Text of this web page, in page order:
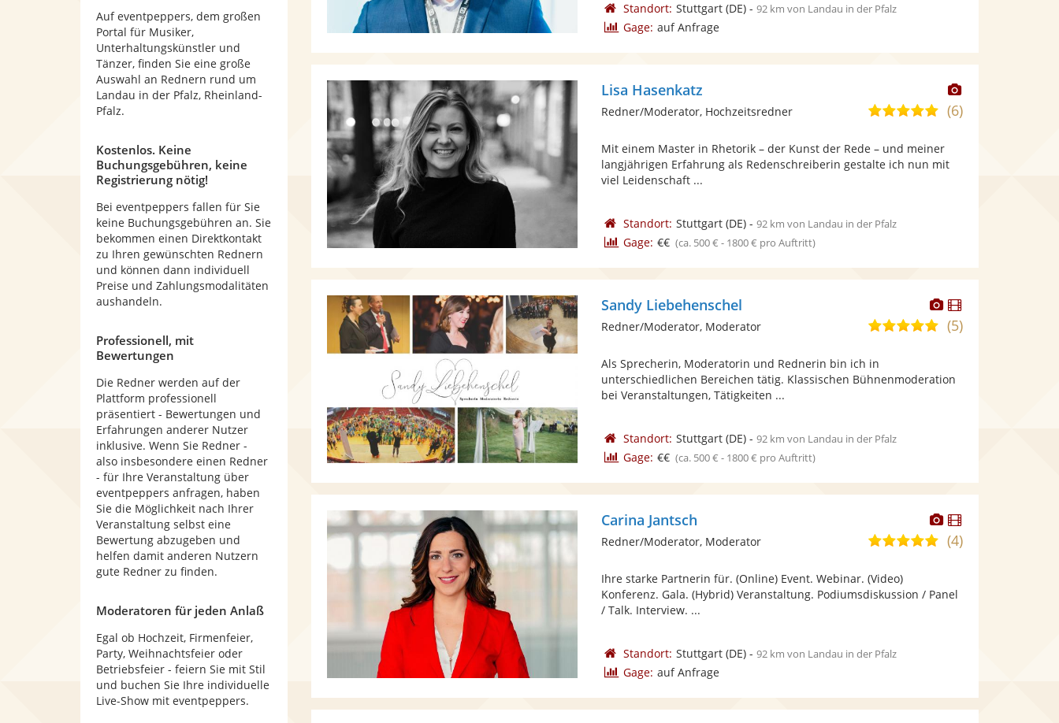
Standort: Stuttgart(DE)- 92 km von Landau in der Pfalz
Gage: auf Anfrage
Dieser
Künstler
Lisa Hasenkatz
5,0
5
Sternen
(6)
Redner/Moderator, Hochzeitsredner
Mit einem Master in Rhetorik – der Kunst der Rede – und meiner
langjährigen Erfahrung als Redenschreiberin gestalte ich nun mit
viel Leidenschaft ...
Standort: Stuttgart(DE)- 92 km von Landau in der Pfalz
Gage: €€ (ca. 500 € - 1800 € pro Auftritt)
Dieser
Künstler
stellt
Dieser
Künstler
Sandy Liebehenschel
5,0
Sternen
(5)
Redner/Moderator, Moderator
Als Sprecherin, Moderatorin und Rednerin bin ich in
unterschiedlichen Bereichen tätig. Klassischen Bühnenmoderation
bei Veranstaltungen, Tätigkeiten ...
Standort: Stuttgart(DE)- 92 km von Landau in der Pfalz
Gage: €€ (ca. 500 € - 1800 € pro Auftritt)
Dieser
Künstler
stellt
bereit.
Dieser
Künstler
Carina Jantsch
5,0
Sternen
(4)
Redner/Moderator, Moderator
Ihre starke Partnerin für. (Online) Event. Webinar. (Video)
Konferenz. Gala. (Hybrid) Veranstaltung. Podiumsdiskussion / Panel
/ Talk. Interview. ...
Standort: Stuttgart(DE)- 92 km von Landau in der Pfalz
Gage: auf Anfrage
Auf eventpeppers, dem großen
Portal für Musiker,
Unterhaltungskünstler und
Tänzer, finden Sie eine große
Auswahl an Rednern rund um
Landau in der Pfalz, Rheinland-
Pfalz.
Kostenlos. Keine
Buchungsgebühren, keine
Registrierung nötig!
Bei eventpeppers fallen für Sie
keine Buchungsgebühren an. Sie
bekommen einen Direktkontakt
zu Ihren gewünschten Rednern
und können dann individuell
Preise und Zahlungsmodalitäten
aushandeln.
Professionell, mit
Bewertungen
Die Redner werden auf der
Plattform professionell
präsentiert - Bewertungen und
Erfahrungen anderer Nutzer
inklusive. Wenn Sie Redner -
also insbesondere einen Redner
- für Ihre Veranstaltung über
eventpeppers anfragen, haben
Sie die Möglichkeit nach Ihrer
Veranstaltung selbst eine
Bewertung abzugeben und
helfen damit anderen Nutzern
gute Redner zu finden.
Moderatoren für jeden Anlaß
Egal ob Hochzeit, Firmenfeier,
Party, Weihnachtsfeier oder
Betriebsfeier - feiern Sie mit Stil
und buchen Sie Ihre individuelle
Live-Show mit eventpeppers.